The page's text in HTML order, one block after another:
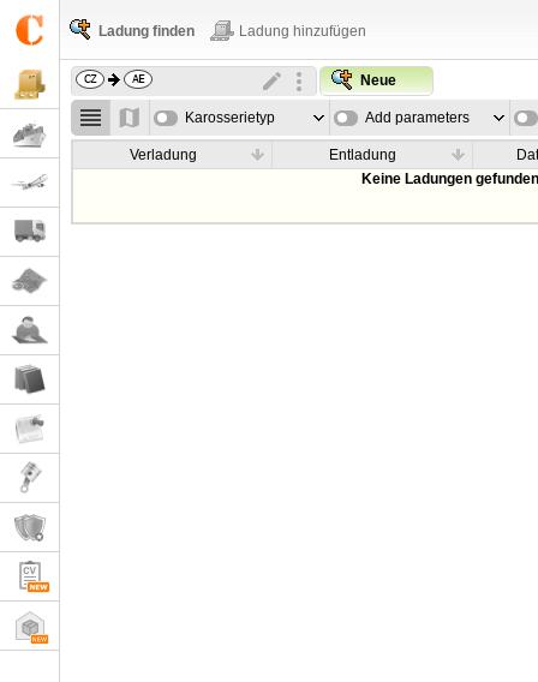
Ladung finden Ladung hinzufügen
Neue
Karosserietyp Add parameters
Verladung Entladung
Keine Ladungen